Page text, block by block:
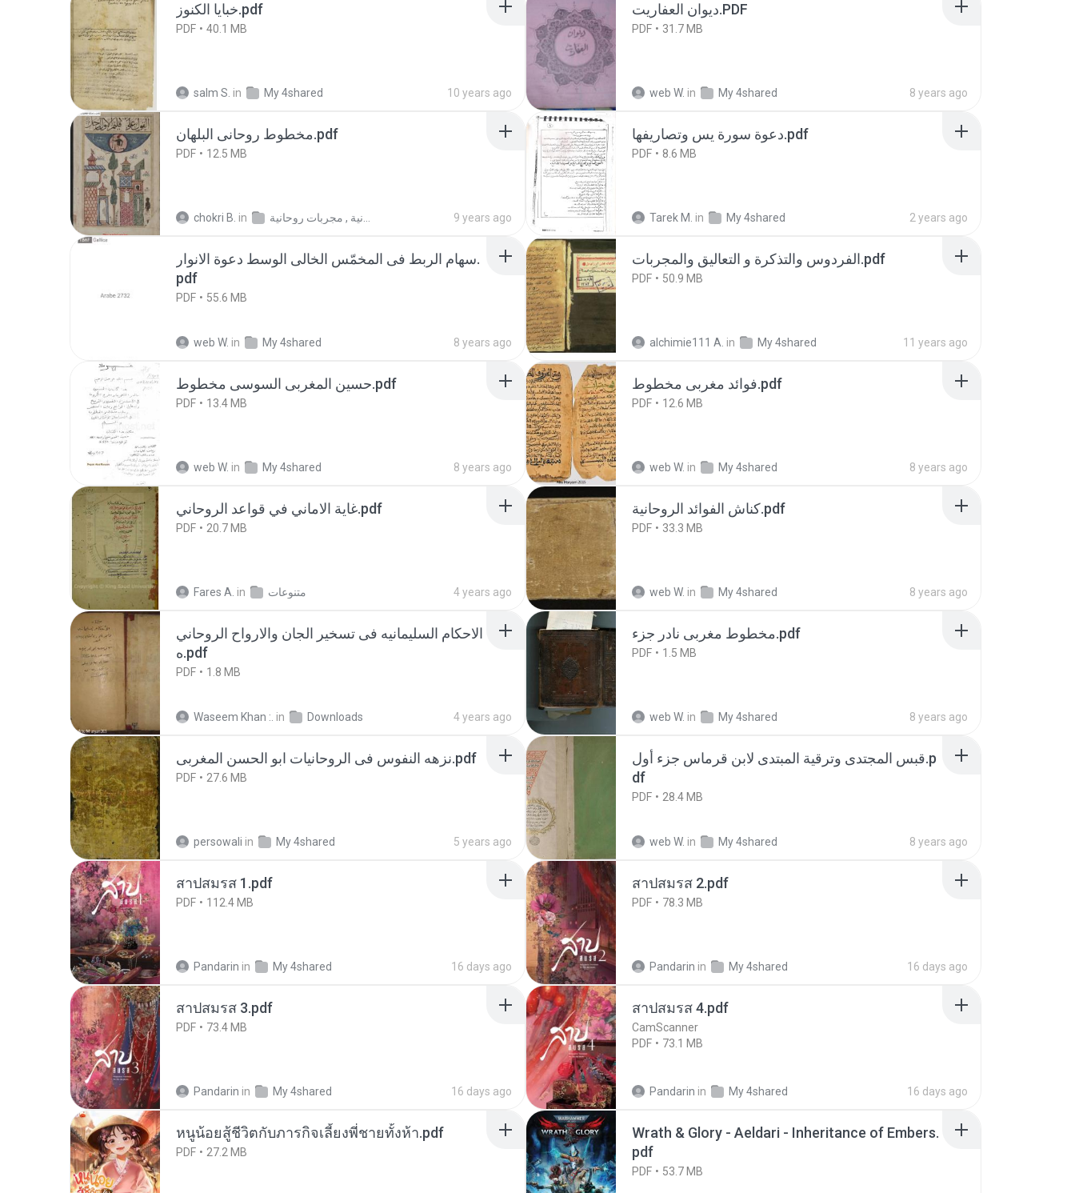
خبايا الكنوز.pdf
PDF 40.1 MB
salm S. in My 4shared 10 years ago
ديوان العفاريت.PDF
PDF 31.7 MB
web W. in My 4shared 8 years ago
مخطوط روحانى البلهان.pdf
PDF 12.5 MB
chokri B. in 9 years ago
دعوة سورة يس وتصاريفها.pdf
PDF 8.6 MB
Tarek M. in My 4shared 2 years ago
سهام الربط فى المخمّس الخالى الوسط دعوة الانوار.
pdf
PDF 55.6 MB
web W. in My 4shared 8 years ago
الفردوس والتذكرة و التعاليق والمجربات.pdf
PDF 50.9 MB
alchimie111 A. in My 4shared 11 years ago
حسين المغربى السوسى مخطوط.pdf
PDF 13.4 MB
web W. in My 4shared 8 years ago
فوائد مغربى مخطوط.pdf
PDF 12.6 MB
web W. in My 4shared 8 years ago
غاية الاماني في قواعد الروحاني.pdf
PDF 20.7 MB
Fares A. in متنوعات 4 years ago
كناش الفوائد الروحانية.pdf
PDF 33.3 MB
web W. in My 4shared 8 years ago
الاحكام السليمانيه فى تسخير الجان والارواح الروحاني
ه.pdf
PDF 1.8 MB
Waseem Khan :. in Downloads 4 years ago
مخطوط مغربى نادر جزء.pdf
PDF 1.5 MB
web W. in My 4shared 8 years ago
نزهه النفوس فى الروحانيات ابو الحسن المغربى.pdf
PDF 27.6 MB
persowali in My 4shared 5 years ago
قبس المجتدى وترقية المبتدى لابن قرماس جزء أول.p
df
PDF 28.4 MB
web W. in My 4shared 8 years ago
สาปสมรส 1.pdf
PDF 112.4 MB
Pandarin in My 4shared 16 days ago
สาปสมรส 2.pdf
PDF 78.3 MB
Pandarin in My 4shared 16 days ago
สาปสมรส 3.pdf
PDF 73.4 MB
Pandarin in My 4shared 16 days ago
สาปสมรส 4.pdf
CamScanner
PDF
73.1 MB
Pandarin in My 4shared 16 days ago
หนูน้อยสู้ชีวิตกับภารกิจเลี้ยงพี่ชายทั้งห้า.pdf
PDF 27.2 MB
Wrath & Glory - Aeldari - Inheritance of Embers.
pdf
PDF 53.7 MB